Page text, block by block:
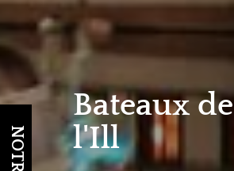
Bateaux de
l'Ill